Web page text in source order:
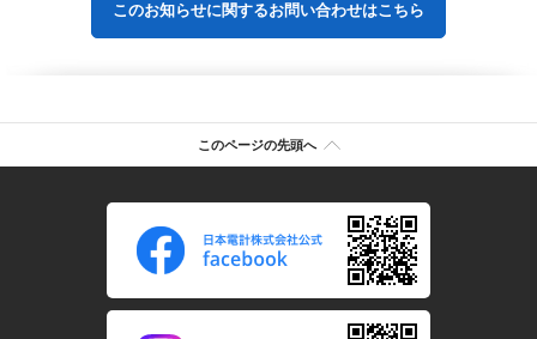
このお知らせに関するお問い合わせはこちら
このページの先頭へ